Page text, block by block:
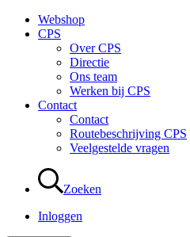
Webshop
CPS
Over CPS
Directie
Ons team
Werken bij CPS
Contact
Contact
Routebeschrijving CPS
Veelgestelde vragen
Zoeken
Inloggen